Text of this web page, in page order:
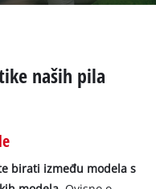
naših pila
birati između modela s